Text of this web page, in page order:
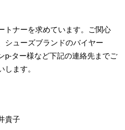
トナーを求めています。ご関心
シューズブランドのバイヤー
p-ター様など下記の連絡先までご
ます。
貴子